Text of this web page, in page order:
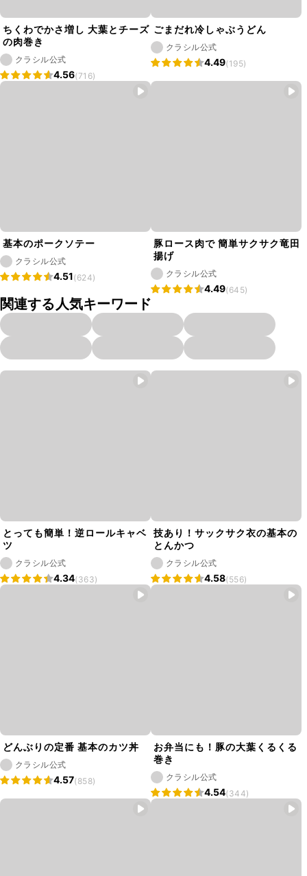
ちくわでかさ増し 大葉とチーズ
の肉巻き
クラシル公式
4.56(716)
ごまだれ冷しゃぶうどん
クラシル公式
4.49(195)
基本のポークソテー
クラシル公式
4.51(624)
豚ロース肉で 簡単サクサク竜田
揚げ
クラシル公式
4.49(645)
関連する人気キーワード
とっても簡単！逆ロールキャベ
ツ
クラシル公式
4.34(363)
技あり！サックサク衣の基本の
とんかつ
クラシル公式
4.58(556)
どんぶりの定番 基本のカツ丼
クラシル公式
4.57(858)
お弁当にも！豚の大葉くるくる
巻き
クラシル公式
4.54(344)